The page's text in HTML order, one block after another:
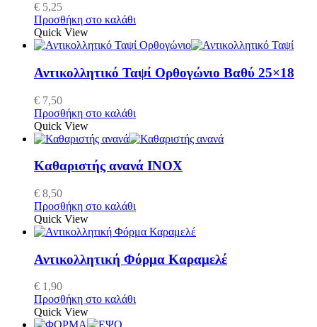
€ 5,25
Προσθήκη στο καλάθι
Quick View
Αντικολλητικό Ταψί Ορθογώνιο Βαθύ 25×18
€ 7,50
Προσθήκη στο καλάθι
Quick View
Καθαριστής ανανά ΙΝΟΧ
€ 8,50
Προσθήκη στο καλάθι
Quick View
Αντικολλητική Φόρμα Καραμελέ
€ 1,90
Προσθήκη στο καλάθι
Quick View